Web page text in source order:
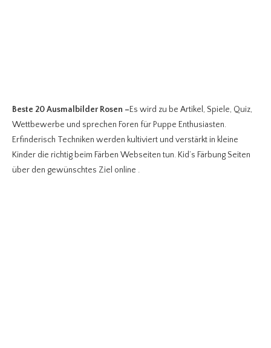
Beste 20 Ausmalbilder Rosen –Es wird zu be Artikel, Spiele, Quiz,
Wettbewerbe und sprechen Foren für Puppe Enthusiasten.
Erfinderisch Techniken werden kultiviert und verstärkt in kleine
Kinder die richtig beim Färben Webseiten tun. Kid’s Färbung Seiten
über den gewünschtes Ziel online .